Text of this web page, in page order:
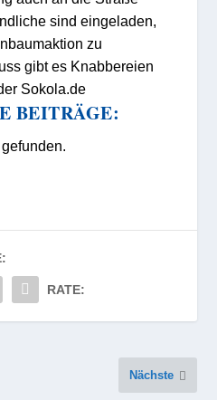
sind eingeladen,
zu
gibt es Knabbereien
Sokola.de
BEITRÄGE:
RATE:
Nächste